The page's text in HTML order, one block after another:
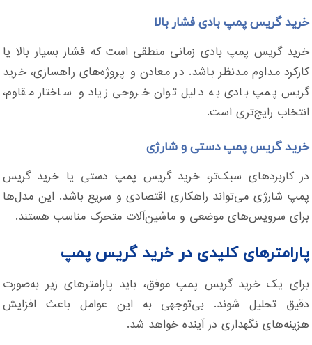
خرید گریس پمپ بادی فشار بالا
خرید گریس پمپ بادی زمانی منطقی است که فشار بسیار بالا یا
کارکرد مداوم مدنظر باشد. در معادن و پروژه‌های راهسازی، خرید
گریس پمپ بادی به دلیل توان خروجی زیاد و ساختار مقاوم،
انتخاب رایج‌تری است.
خرید گریس پمپ دستی و شارژی
در کاربردهای سبک‌تر، خرید گریس پمپ دستی یا خرید گریس
پمپ شارژی می‌تواند راهکاری اقتصادی و سریع باشد. این مدل‌ها
برای سرویس‌های موضعی و ماشین‌آلات متحرک مناسب هستند.
پارامترهای کلیدی در خرید گریس پمپ
برای یک خرید گریس پمپ موفق، باید پارامترهای زیر به‌صورت
دقیق تحلیل شوند. بی‌توجهی به این عوامل باعث افزایش
هزینه‌های نگهداری در آینده خواهد شد.